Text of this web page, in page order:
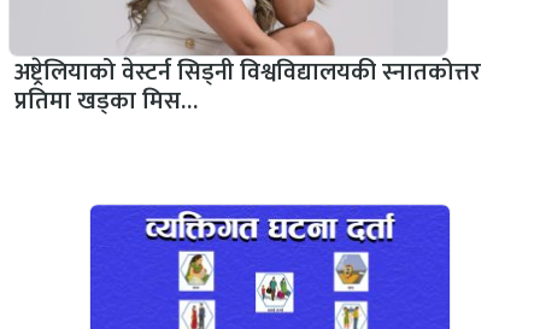
अष्ट्रेलियाको वेस्टर्न सिड्नी विश्वविद्यालयकी स्नातकोत्तर
प्रतिमा खड्का मिस…